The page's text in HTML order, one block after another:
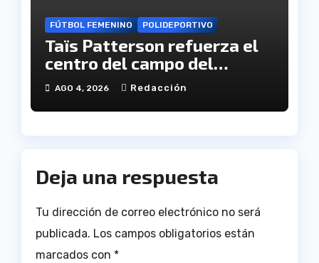
FÚTBOL FEMENINO POLIDEPORTIVO
Taïs Patterson refuerza el
centro del campo del
Fundación Cajasol Sporting
de Huelva
AGO 4, 2026 Redacción
Deja una respuesta
Tu dirección de correo electrónico no será
publicada. Los campos obligatorios están
marcados con *